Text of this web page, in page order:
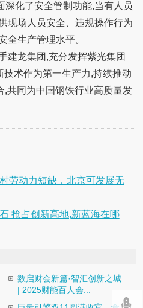
深化了安全管制功能,当有人员
现场人员安全、违规操作行为
全生产管理水平。
建龙集团,充分发挥紫光集团
技术作为第一生产力,持续推动
,共同为中国钢铁行业高质量发
劳动力短缺，北京可发展无
抢占创新高地,新蓝海在哪
数启财会新篇·智汇创新之城
| 2025财能百人会...